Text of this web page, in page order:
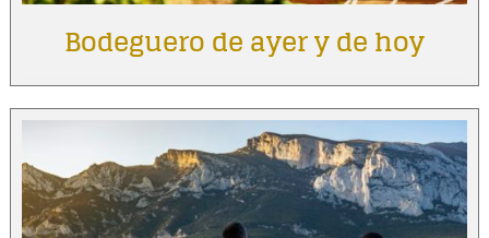
Bodeguero de ayer y de hoy